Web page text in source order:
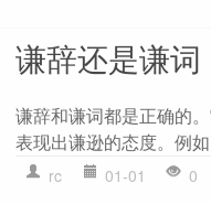
谦辞还是谦词
谦辞和谦词都是正确的
表现出谦逊的态度。例
rc 01-01 0